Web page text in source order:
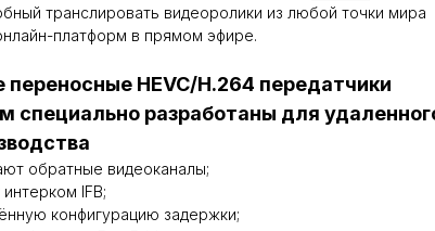
транслировать видеоролики из любой точки мира
платформ в прямом эфире.
HEVC/H.264 передатчики
специально разработаны для
обратные видеоканалы;
IFB;
конфигурацию задержки;